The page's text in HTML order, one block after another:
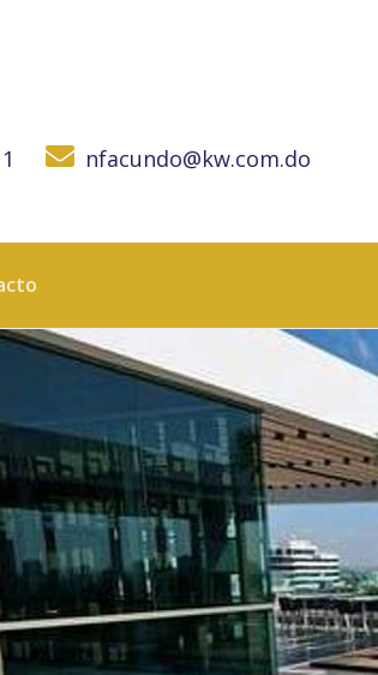
nfacundo@kw.com.do
DOMINICANA